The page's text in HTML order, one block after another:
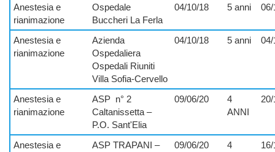
Anestesia e
rianimazione
Ospedale
Buccheri La Ferla
04/10/18 5 anni 06/
Anestesia e
rianimazione
Azienda
Ospedaliera
Ospedali Riuniti
Villa Sofia-Cervello
04/10/18 5 anni 04/
Anestesia e
rianimazione
ASP n° 2
Caltanissetta –
P.O. Sant'Elia
09/06/20
4
ANNI
20/
Anestesia e
ASP TRAPANI –
09/06/20
4